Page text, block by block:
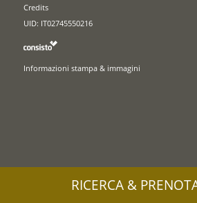
Credits
UID: IT02745550216
Informazioni stampa & immagini
RICERCA &